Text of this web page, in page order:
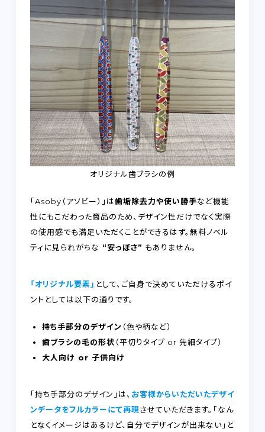
オリジナル歯ブラシの例
「Asoby（アソビー）」は歯垢除去力や使い勝手など機能
性にもこだわった商品のため、デザイン性だけでなく実際
の使用感でも満足いただくことができるはず。無料ノベル
ティに見られがちな “安っぽさ” もありません。
「オリジナル要素」 として、ご自身で決めていただけるポイ
ントとしては以下の通りです。
持ち手部分のデザイン （色や柄など）
歯ブラシの毛の形状 （平切りタイプ or 先細タイプ）
大人向け or 子供向け
「持ち手部分のデザイン」は、 お客様からいただいたデザイ
ンデータをフルカラーにて再現させていただきます。「なん
となくイメージはあるけど、自分でデザインが出来ない」と